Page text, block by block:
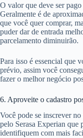
O valor que deve ser
Geralmente é de
que você quer comprar,
puder dar de entrada
parcelamento diminuirão.
Para isso é essencial que
prévio, assim você
fazer o melhor negócio
6. Aproveite o cadastro
Você pode se inscrever
pelo Serasa Experian que
identifiquem com mais